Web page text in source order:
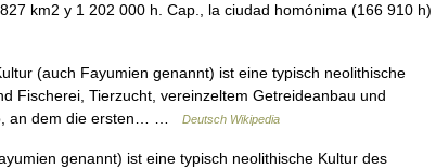
km2 y 1 202 000 h. Cap., la ciudad homónima (166 910 h)
(auch Fayumien genannt) ist eine typisch neolithische
Fischerei, Tierzucht, vereinzeltem Getreideanbau und
an dem die ersten… …
Deutsch Wikipedia
genannt) ist eine typisch neolithische Kultur des